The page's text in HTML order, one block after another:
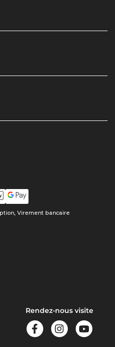
Virement bancaire
Rendez-nous visite